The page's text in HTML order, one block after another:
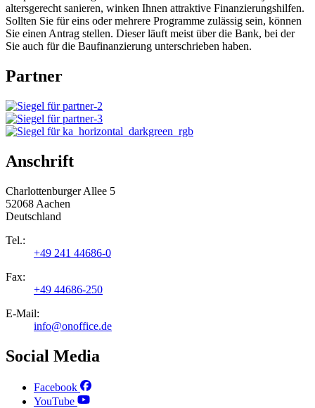
altersgerecht sanieren, winken Ihnen attraktive Finanzierungshilfen.
Sollten Sie für eins oder mehrere Programme zulässig sein, können
Sie einen Antrag stellen. Dieser läuft meist über die Bank, bei der
Sie auch für die Baufinanzierung unterschrieben haben.
Partner
Anschrift
Charlottenburger Allee 5
52068 Aachen
Deutschland
Tel.:
+49 241 44686-0
Fax:
+49 44686-250
E-Mail:
info@onoffice.de
Social Media
Facebook
YouTube